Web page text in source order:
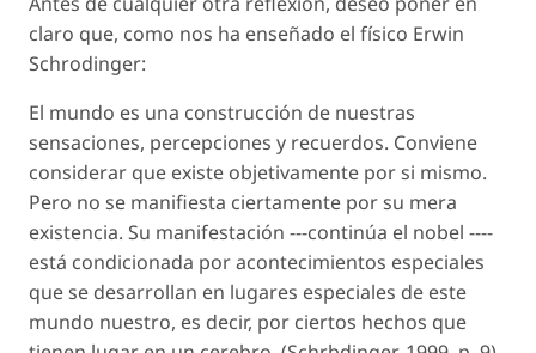
claro que, como nos ha enseñado el físico Erwin
Schrodinger:
El mundo es una construcción de nuestras
sensaciones, percepciones y recuerdos. Conviene
considerar que existe objetivamente por si mismo.
Pero no se manifiesta ciertamente por su mera
existencia. Su manifestación ---continúa el nobel ----
está condicionada por acontecimientos especiales
que se desarrollan en lugares especiales de este
mundo nuestro, es decir, por ciertos hechos que